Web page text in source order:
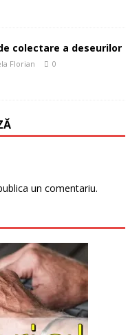
colectare a deseurilor
Florian 0
un comentariu.